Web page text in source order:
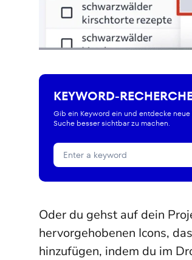
KEYWORD-
Gib ein Keyword ein und entdecke
Suche besser sichtbar zu machen.
Oder du gehst auf dein
hervorgehobenen Icons,
hinzufügen, indem du im